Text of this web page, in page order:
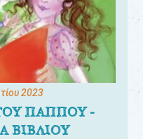
2023
ΠΑΠΠΟΥ -
ΒΙΒΛΙΟΥ